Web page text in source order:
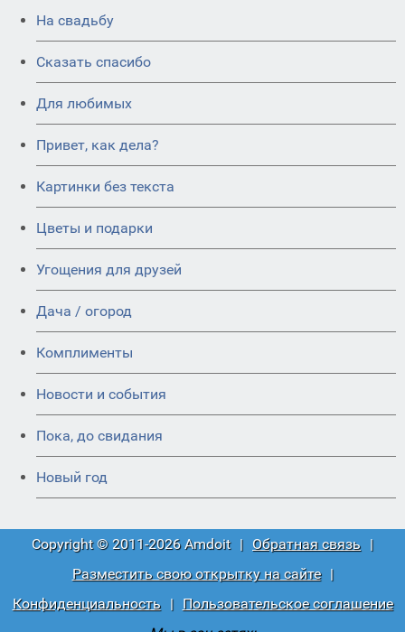
На свадьбу
Сказать спасибо
Для любимых
Привет, как дела?
Картинки без текста
Цветы и подарки
Угощения для друзей
Дача / огород
Комплименты
Новости и события
Пока, до свидания
Новый год
Copyright © 2011-2026 Amdoit | Обратная связь |
Разместить свою открытку на сайте
|
Конфиденциальность
|
Пользовательское соглашение